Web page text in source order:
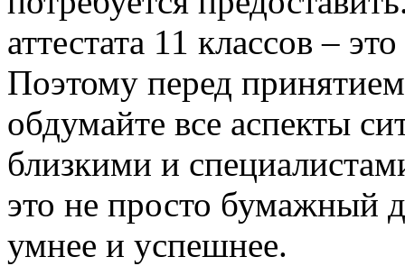
аттестата 11 классов –
Поэтому перед
обдумайте все аспекты
близкими и
это не просто бумажный
умнее и успешнее.